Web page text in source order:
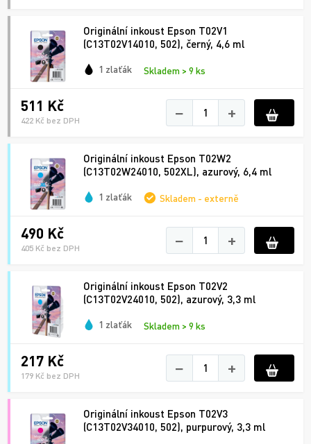
Originální inkoust Epson T02V1
(C13T02V14010, 502), černý, 4,6 ml
1 zlaťák Skladem > 9 ks
511 Kč
422 Kč bez DPH − +
Originální inkoust Epson T02W2
(C13T02W24010, 502XL), azurový, 6,4 ml
1 zlaťák Skladem - externě
490 Kč
405 Kč bez DPH − +
Originální inkoust Epson T02V2
(C13T02V24010, 502), azurový, 3,3 ml
1 zlaťák Skladem > 9 ks
217 Kč
179 Kč bez DPH − +
Originální inkoust Epson T02V3
(C13T02V34010, 502), purpurový, 3,3 ml